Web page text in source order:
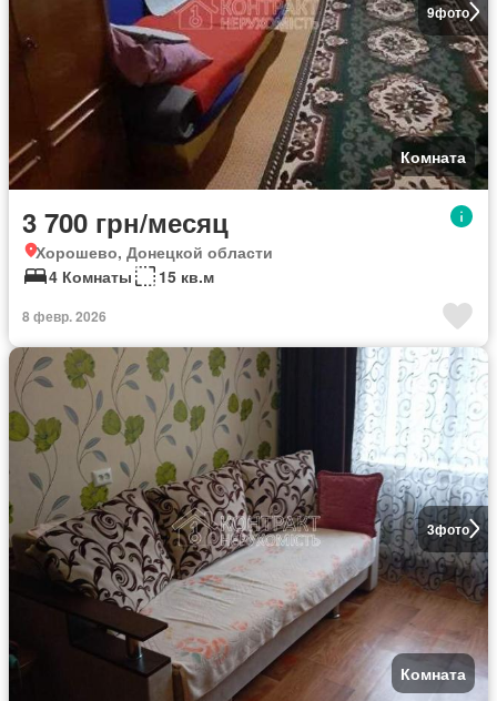
9фото
Комната
3 700 грн/месяц
Хорошево, Донецкой области
4 Комнаты
15 кв.м
8 февр. 2026
3фото
Комната